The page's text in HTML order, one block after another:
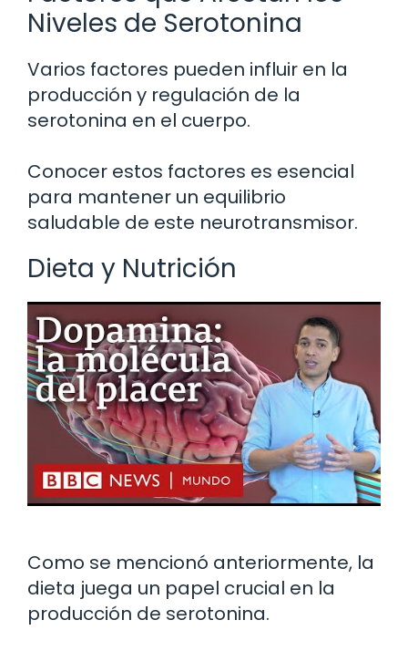
Niveles de Serotonina
Varios factores pueden influir en la
producción y regulación de la
serotonina en el cuerpo.
Conocer estos factores es esencial
para mantener un equilibrio
saludable de este neurotransmisor.
Dieta y Nutrición
Como se mencionó anteriormente, la
dieta juega un papel crucial en la
producción de serotonina.